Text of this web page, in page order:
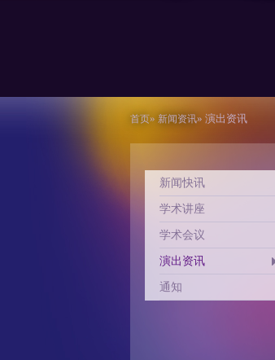
首页» 新闻资讯» 演出资讯
新闻快讯
学术讲座
学术会议
演出资讯
通知